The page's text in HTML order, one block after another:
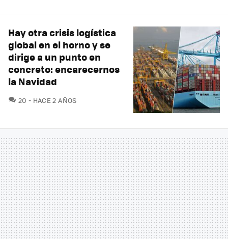
Hay otra crisis logística
global en el horno y se
dirige a un punto en
concreto: encarecernos
la Navidad
20 COMENTARIOS
HACE 2 AÑOS